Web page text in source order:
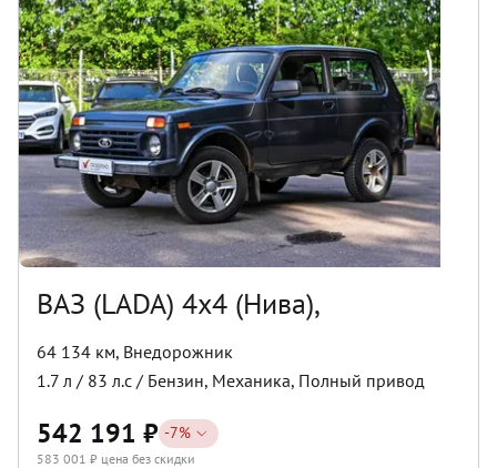
ВАЗ (LADA) 4x4 (Нива),
64 134 км, Внедорожник
1.7 л / 83 л.с / Бензин, Механика, Полный привод
542 191 ₽ -7%
583 001 ₽ цена без скидки